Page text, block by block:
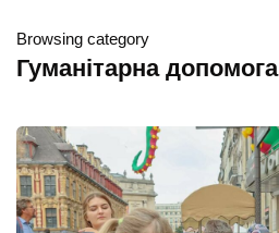
Browsing category
Гуманітарна допомога